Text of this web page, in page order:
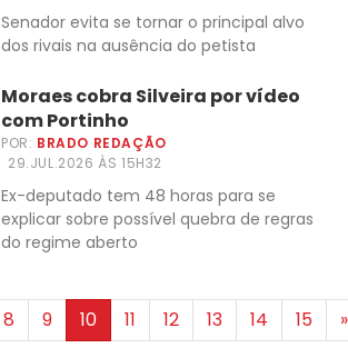
Senador evita se tornar o principal alvo
dos rivais na ausência do petista
Moraes cobra Silveira por vídeo
com Portinho
POR: BRADO REDAÇÃO
29.JUL.2026 ÀS 15H32
Ex-deputado tem 48 horas para se
explicar sobre possível quebra de regras
do regime aberto
8 9 10 11 12 13 14 15 »